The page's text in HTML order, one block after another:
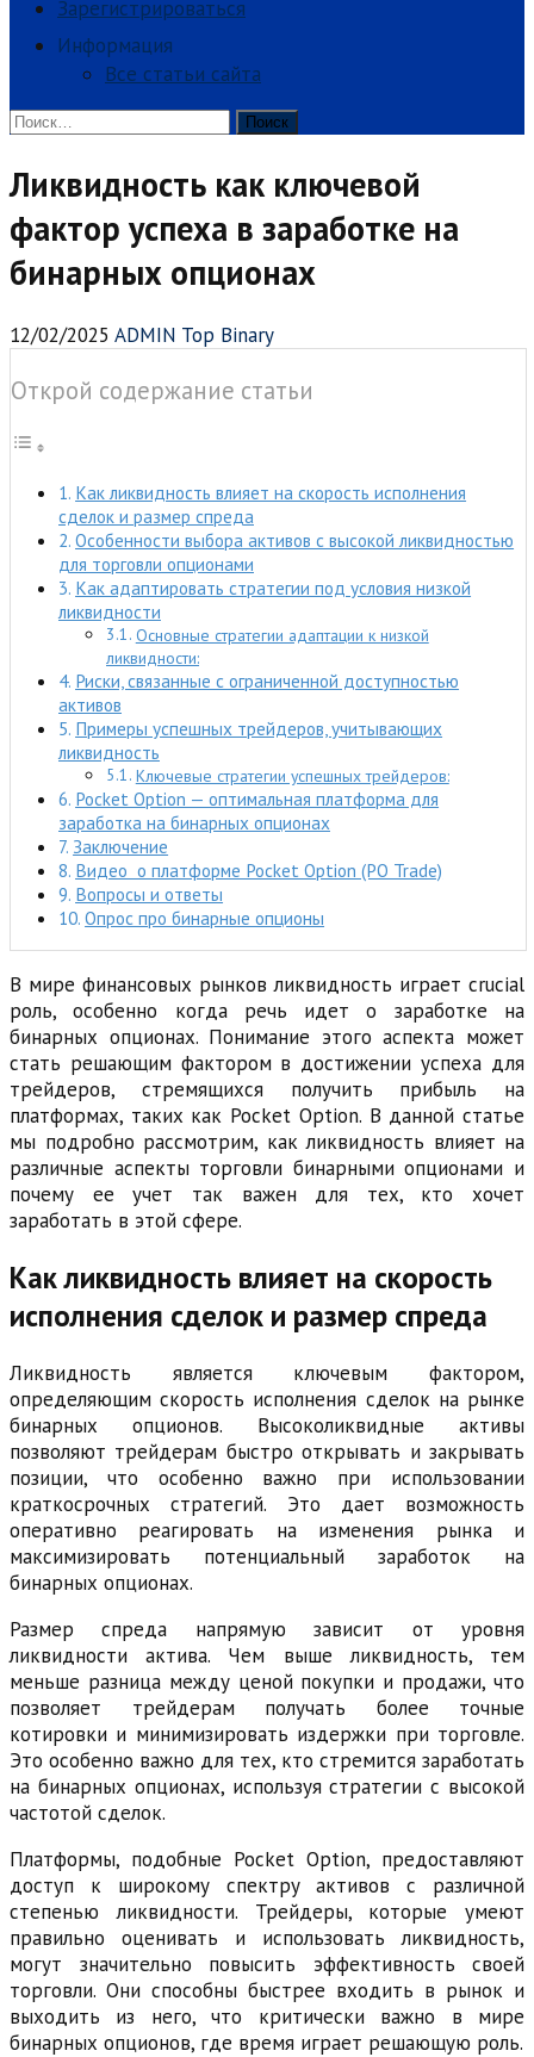
Зарегистрироваться
Информация
Все статьи сайта
Найти:
Ликвидность как ключевой
фактор успеха в заработке на
бинарных опционах
12/02/2025 ADMIN Top Binary
Открой содержание статьи
Как ликвидность влияет на скорость исполнения
сделок и размер спреда
Особенности выбора активов с высокой ликвидностью
для торговли опционами
Как адаптировать стратегии под условия низкой
ликвидности
Основные стратегии адаптации к низкой
ликвидности:
Риски, связанные с ограниченной доступностью
активов
Примеры успешных трейдеров, учитывающих
ликвидность
Ключевые стратегии успешных трейдеров:
Pocket Option — оптимальная платформа для
заработка на бинарных опционах
Заключение
Видео о платформе Pocket Option (PO Trade)
Вопросы и ответы
Опрос про бинарные опционы
В мире финансовых рынков ликвидность играет crucial
роль, особенно когда речь идет о заработке на
бинарных опционах. Понимание этого аспекта может
стать решающим фактором в достижении успеха для
трейдеров, стремящихся получить прибыль на
платформах, таких как Pocket Option. В данной статье
мы подробно рассмотрим, как ликвидность влияет на
различные аспекты торговли бинарными опционами и
почему ее учет так важен для тех, кто хочет
заработать в этой сфере.
Как ликвидность влияет на скорость
исполнения сделок и размер спреда
Ликвидность является ключевым фактором,
определяющим скорость исполнения сделок на рынке
бинарных опционов. Высоколиквидные активы
позволяют трейдерам быстро открывать и закрывать
позиции, что особенно важно при использовании
краткосрочных стратегий. Это дает возможность
оперативно реагировать на изменения рынка и
максимизировать потенциальный заработок на
бинарных опционах.
Размер спреда напрямую зависит от уровня
ликвидности актива. Чем выше ликвидность, тем
меньше разница между ценой покупки и продажи, что
позволяет трейдерам получать более точные
котировки и минимизировать издержки при торговле.
Это особенно важно для тех, кто стремится заработать
на бинарных опционах, используя стратегии с высокой
частотой сделок.
Платформы, подобные Pocket Option, предоставляют
доступ к широкому спектру активов с различной
степенью ликвидности. Трейдеры, которые умеют
правильно оценивать и использовать ликвидность,
могут значительно повысить эффективность своей
торговли. Они способны быстрее входить в рынок и
выходить из него, что критически важно в мире
бинарных опционов, где время играет решающую роль.